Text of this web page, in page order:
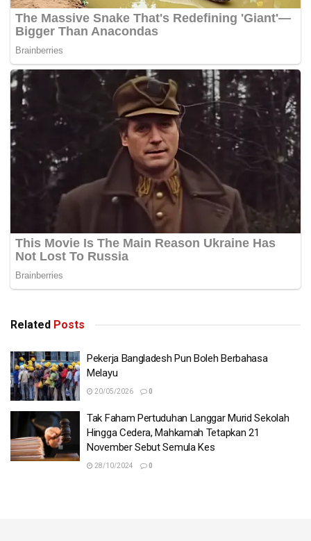
Related Posts
Pekerja Bangladesh Pun Boleh Berbahasa
Melayu
20/05/2026 0
Tak Faham Pertuduhan Langgar Murid Sekolah
Hingga Cedera, Mahkamah Tetapkan 21
November Sebut Semula Kes
28/10/2024 0